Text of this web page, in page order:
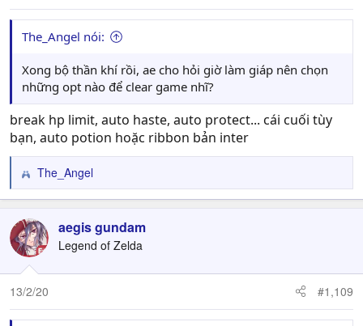
The_Angel nói:
Xong bộ thần khí rồi, ae cho hỏi giờ làm giáp nên chọn
những opt nào để clear game nhĩ?
break hp limit, auto haste, auto protect... cái cuối tùy
bạn, auto potion hoặc ribbon bản inter
R
e
c
t
i
o
n
s
:
The_Angel
aegis gundam
Legend of Zelda
13/2/20 #1,109